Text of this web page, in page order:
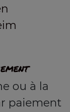
ou à la
paiement